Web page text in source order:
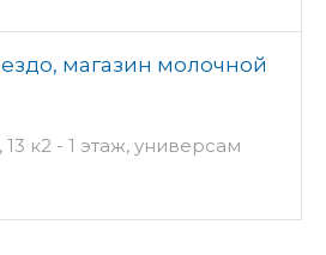
магазин молочной
к2 - 1 этаж, универсам